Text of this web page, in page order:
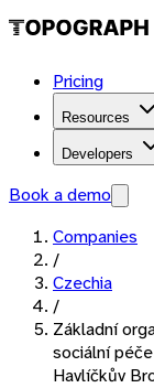
Pricing
Resources
Developers
Book a demo
Companies
/
Czechia
/
Základní
sociální
Havlíčkův